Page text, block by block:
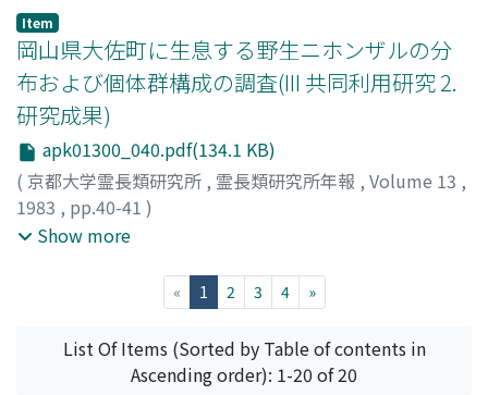
Item
岡山県大佐町に生息する野生ニホンザルの分
布および個体群構成の調査(III 共同利用研究 2.
研究成果)
apk01300_040.pdf(134.1 KB)
( 京都大学霊長類研究所 , 霊長類研究所年報 , Volume 13 ,
1983 , pp.40-41 )
小山, 高正;安藤, 明人
ワタナベ, ヨシオ
Show more
« 1 (current)
2 3 4 »
List Of Items (Sorted by Table of contents in
Ascending order): 1-20 of 20